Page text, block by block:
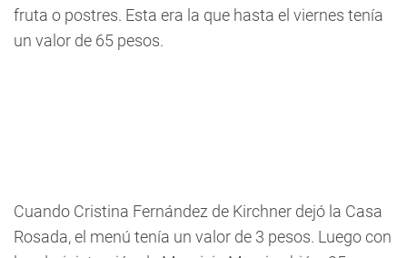
fruta o postres. Esta era la que hasta el viernes tenía
un valor de 65 pesos.
Cuando Cristina Fernández de Kirchner dejó la Casa
Rosada, el menú tenía un valor de 3 pesos. Luego con